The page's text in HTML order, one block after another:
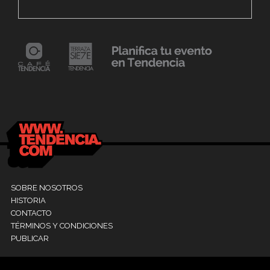
24 mayo, 2021
SOBRE NOSOTROS
HISTORIA
CONTACTO
TÉRMINOS Y CONDICIONES
PUBLICAR